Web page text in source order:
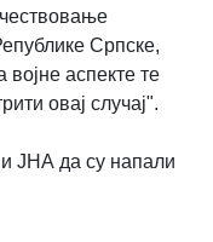
Српске,
аспекте те
овај случај".
ЈНА да су напали